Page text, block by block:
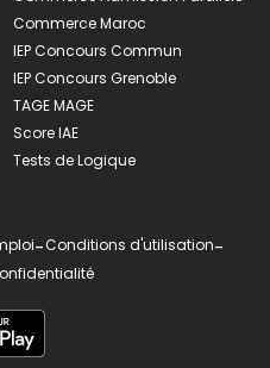
Commerce Maroc
IEP Concours Commun
IEP Concours Grenoble
TAGE MAGE
Score IAE
Tests de Logique
-Conditions d'utilisation-